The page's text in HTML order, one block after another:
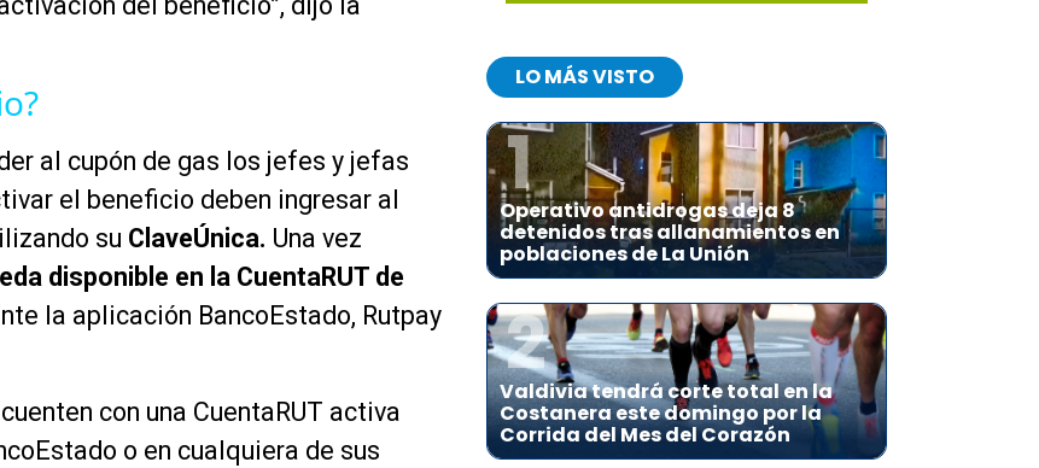
al cupón de gas los jefes y jefas
el beneficio deben ingresar al
su ClaveÚnica. Una vez
disponible en la CuentaRUT de
la aplicación BancoEstado, Rutpay
con una CuentaRUT activa
o en cualquiera de sus
LO MÁS VISTO
1
Operativo antidrogas deja 8
detenidos tras allanamientos en
poblaciones de La Unión
2
Valdivia tendrá corte total en la
Costanera este domingo por la
Corrida del Mes del Corazón